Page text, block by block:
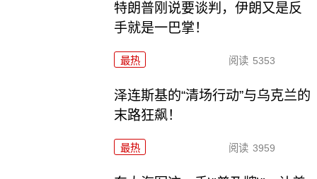
特朗普刚说要谈判，伊朗又是反
手就是一巴掌！
最热 阅读 5353
泽连斯基的“清场行动”与乌克兰的
末路狂飙！
最热 阅读 3959